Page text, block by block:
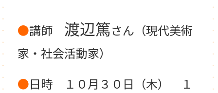
●講師 渡辺篤さん（現代美術
家・社会活動家）
●日時 １０月３０日（木） １